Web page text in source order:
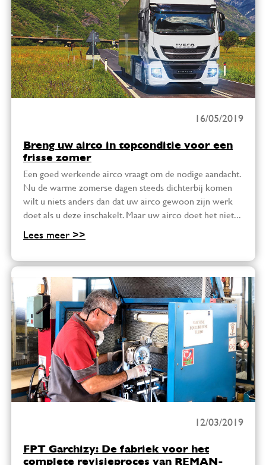
16/05/2019
Breng uw airco in topconditie voor een
frisse zomer
Een goed werkende airco vraagt om de nodige aandacht.
Nu de warme zomerse dagen steeds dichterbij komen
wilt u niets anders dan dat uw airco gewoon zijn werk
doet als u deze inschakelt. Maar uw airco doet het niet...
Lees meer >>
12/03/2019
FPT Garchizy: De fabriek voor het
complete revisieproces van REMAN-